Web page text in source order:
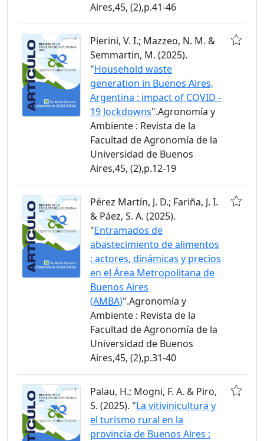
Aires,45, (2),p.41-46
Pierini, V. I.; Mazzeo, N. M. &
Semmartin, M. (2025).
"Household waste
generation in Buenos Aires,
Argentina : impact of COVID -
19 lockdowns".Agronomía y
Ambiente : Revista de la
Facultad de Agronomía de la
Universidad de Buenos
Aires,45, (2),p.12-19
Pérez Martín, J. D.; Fariña, J. I.
& Páez, S. A. (2025).
"Entramados de
abastecimiento de alimentos
: actores, dinámicas y precios
en el Área Metropolitana de
Buenos Aires
(AMBA)".Agronomía y
Ambiente : Revista de la
Facultad de Agronomía de la
Universidad de Buenos
Aires,45, (2),p.31-40
Palau, H.; Mogni, F. A. & Piro,
S. (2025). "La vitivinicultura y
el turismo rural en la
provincia de Buenos Aires :